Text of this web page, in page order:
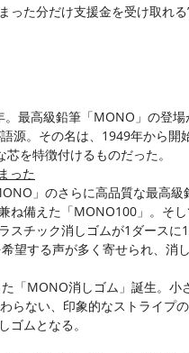
た分だけ支援金を受け取れる
。最高級鉛筆「MONO」の登
源。その名は、1949年から開
を特徴付けるものだった。
った
」のさらに高品質な最高
ね備えた「MONO100」。そ
スチック消しゴムが1ダースに
望する声が多く寄せられ、消
「MONO消しゴム」誕生。
らない、印象的なストライプ
ゴムとなる。